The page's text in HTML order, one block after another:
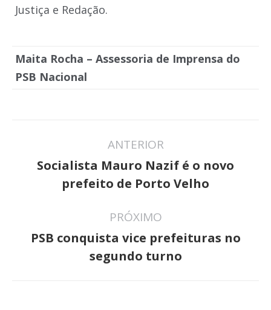
Justiça e Redação.
Maita Rocha – Assessoria de Imprensa do
PSB Nacional
post:
ANTERIOR
Post
anterior:
Socialista Mauro Nazif é o novo
prefeito de Porto Velho
PRÓXIMO
Próximo
post:
PSB conquista vice prefeituras no
segundo turno